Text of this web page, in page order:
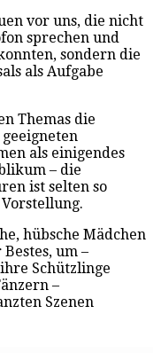
vor uns, die nicht
sprechen und
sondern die
als Aufgabe
Themas die
als einigendes
– die
ist selten so
hübsche Mädchen
um –
Schützlinge
–
Szenen